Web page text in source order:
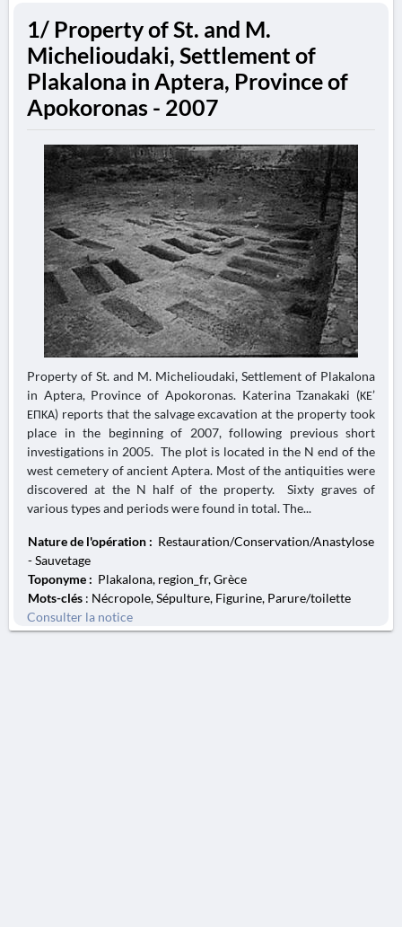
1/ Property of St. and M.
Michelioudaki, Settlement of
Plakalona in Aptera, Province of
Apokoronas - 2007
Property of St. and M. Michelioudaki, Settlement of Plakalona
in Aptera, Province of Apokoronas. Katerina Tzanakaki (ΚΕ’
ΕΠΚΑ) reports that the salvage excavation at the property took
place in the beginning of 2007, following previous short
investigations in 2005. The plot is located in the N end of the
west cemetery of ancient Aptera. Most of the antiquities were
discovered at the N half of the property. Sixty graves of
various types and periods were found in total. The...
Nature de l'opération : Restauration/Conservation/Anastylose
- Sauvetage
Toponyme : Plakalona, region_fr, Grèce
Mots-clés : Nécropole, Sépulture, Figurine, Parure/toilette
Consulter la notice